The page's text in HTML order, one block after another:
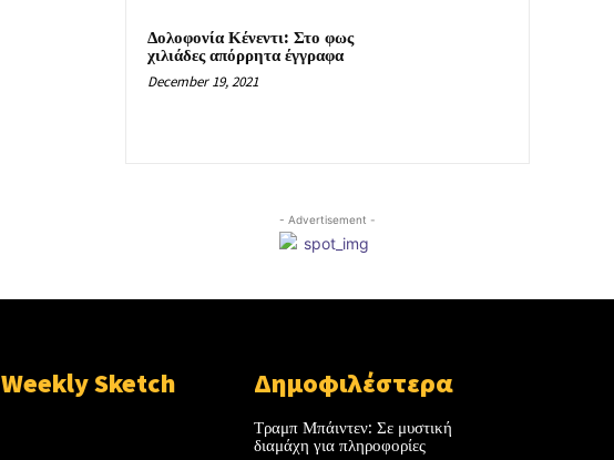
Δολοφονία Κένεντι: Στο φως
χιλιάδες απόρρητα έγγραφα
December 19, 2021
- Advertisement -
Weekly Sketch Δημοφιλέστερα
Τραμπ Μπάιντεν: Σε μυστική
διαμάχη για πληροφορίες